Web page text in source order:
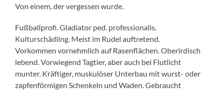
Von einem, der vergessen wurde.
Fußballprofi. Gladiator ped. professionalis.
Kulturschädling. Meist im Rudel auftretend.
Vorkommen vornehmlich auf Rasenflächen. Oberirdisch
lebend. Vorwiegend Tagtier, aber auch bei Flutlicht
munter. Kräftiger, muskulöser Unterbau mit wurst- oder
zapfenförmigen Schenkeln und Waden. Gebraucht